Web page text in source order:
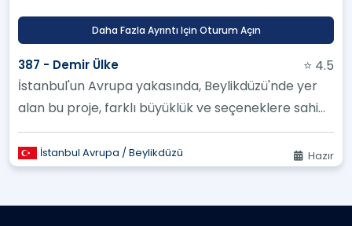
Daha Fazla Ayrıntı Için Oturum Açın
387 - Demir Ülke
⭐ 4.5
İstanbul'un Avrupa yakasında, Beylikdüzü'nde yer
alan bu proje, farklı büyüklük ve seçeneklere sahip
daireleri mükemmel...
İstanbul Avrupa / Beylikdüzü Hazır